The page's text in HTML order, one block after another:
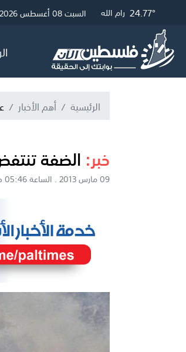
28.39° غزة 25.01° القدس 24.77° رام الله السبت 08 أغسطس 2026
الرئيسية أهم الأخبار
خبر: الضفة
09 مارس 2013 . الساعة 05:46 ص بتوقيت القدس